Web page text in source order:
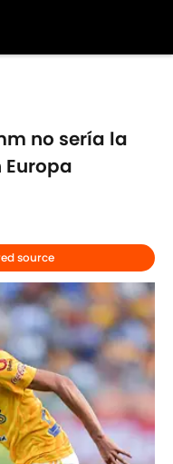
no sería la
Europa
source